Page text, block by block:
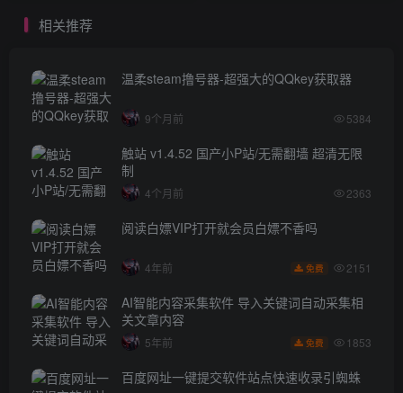
相关推荐
温柔steam撸号器-超强大的QQkey获取器
9个月前 5384
触站 v1.4.52 国产小P站/无需翻墙 超清无限
制
4个月前 2363
阅读白嫖VIP打开就会员白嫖不香吗
4年前 免费 2151
AI智能内容采集软件 导入关键词自动采集相
关文章内容
5年前 免费 1853
百度网址一键提交软件站点快速收录引蜘蛛